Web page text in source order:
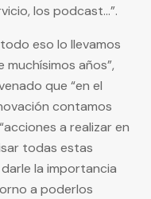
los podcast…”.
eso lo llevamos
años”,
que “en el
contamos
a realizar en
todas estas
la importancia
a poderlos